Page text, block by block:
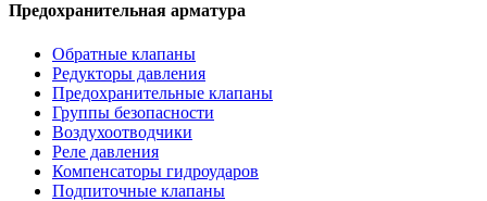
Предохранительная арматура
Обратные клапаны
Редукторы давления
Предохранительные клапаны
Группы безопасности
Воздухоотводчики
Реле давления
Компенсаторы гидроударов
Подпиточные клапаны